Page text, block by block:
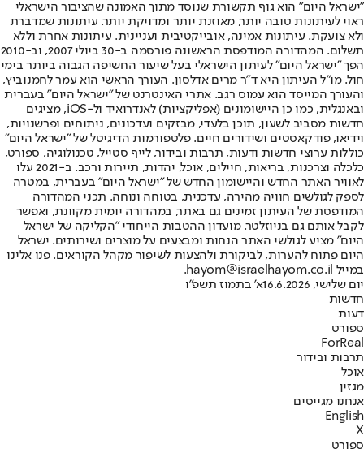
"ישראל היום" הוא גוף תקשורת שנוסד מתוך האמונה שהציבור הישראלי
ראוי לעיתונות טובה יותר, מאוזנת יותר ומדויקת יותר. עיתונות שמדברת
ולא צועקת. עיתונות אמינה, אובייקטיבית ועניינית. עיתונות אחרת וללא
תשלום. המהדורה המודפסת הראשונה פורסמה ב-30 ביולי 2007, וב-2010
הפך "ישראל היום" לעיתון הישראלי בעל שיעור החשיפה הגבוה ביותר בימי
חול. מו"ל העיתון היא ד"ר מרים אדלסון. העורך הראשי הוא עמר לחמנוביץ,
והעורך המייסד הוא עמוס רגב. אתרי האינטרנט של "ישראל היום" בעברית
ובאנגלית, כמו כן היישומונים (אפליקציות) לאנדרואיד ול-iOS, מציגים
חדשות מסביב לשעון, תוכן בלעדי, מבזקים ועדכונים, ניתוחים ופרשנויות,
וידיאו, פודקאסטים ושידורים חיים. פלטפורמות הדיגיטל של "ישראל היום"
כוללות ערוצי חדשות ודעות, תרבות ובידור, לייף סטייל, טכנולוגיה, ספורט,
כלכלה וצרכנות, בריאות, חיילים, אוכל, יהדות, תיירות ורכב. ב-2021 עלו
לאוויר האתר החדש והיישומון החדש של "ישראל היום" בעברית, במטרה
לספק לגולשים חוויה מהירה, עדכנית, בטוחה ונוחה. תכני המהדורה
המודפסת של העיתון זמינים גם באתר, במהדורה יומית מקוונת, ואפשר
לקבל אותם גם בניוזלטר. מועדון ההטבות הייחודי "הקליקה של ישראל
היום" מציע לגולשי האתר הנחות ומבצעים על מוצרים ושירותים. ישראל
היום פתוח להערות, לביקורת ולהצעות לשיפור מקהל הקוראים. פנו אלינו
במייל hayom@israelhayom.co.il.
יום שלישי, 16.6.2026
א' בתמוז תשפ"ו
חדשות
דעות
ספורט
ForReal
תרבות ובידור
אוכל
מגזין
אנחנו מגייסים
English
X
ספורט